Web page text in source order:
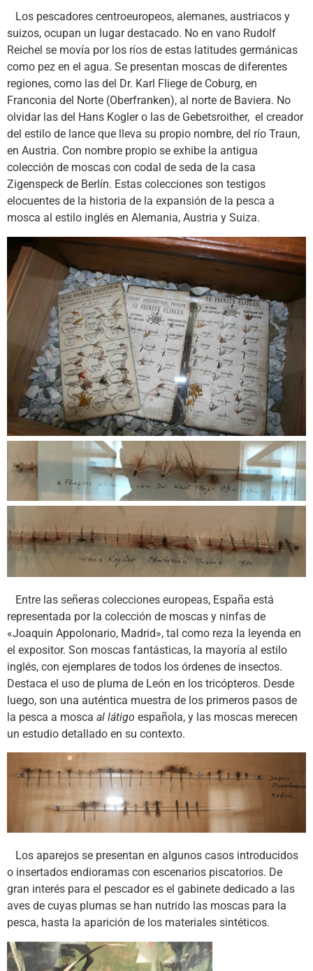
Los pescadores centroeuropeos, alemanes, austriacos y
suizos, ocupan un lugar destacado. No en vano Rudolf
Reichel se movía por los ríos de estas latitudes germánicas
como pez en el agua. Se presentan moscas de diferentes
regiones, como las del Dr. Karl Fliege de Coburg, en
Franconia del Norte (Oberfranken), al norte de Baviera. No
olvidar las del Hans Kogler o las de Gebetsroither, el creador
del estilo de lance que lleva su propio nombre, del río Traun,
en Austria. Con nombre propio se exhibe la antigua
colección de moscas con codal de seda de la casa
Zigenspeck de Berlín. Estas colecciones son testigos
elocuentes de la historia de la expansión de la pesca a
mosca al estilo inglés en Alemania, Austria y Suiza.
Entre las señeras colecciones europeas, España está
representada por la colección de moscas y ninfas de
«Joaquin Appolonario, Madrid», tal como reza la leyenda en
el expositor. Son moscas fantásticas, la mayoría al estilo
inglés, con ejemplares de todos los órdenes de insectos.
Destaca el uso de pluma de León en los tricópteros. Desde
luego, son una auténtica muestra de los primeros pasos de
la pesca a mosca al látigo española, y las moscas merecen
un estudio detallado en su contexto.
Los aparejos se presentan en algunos casos introducidos
o insertados endioramas con escenarios piscatorios. De
gran interés para el pescador es el gabinete dedicado a las
aves de cuyas plumas se han nutrido las moscas para la
pesca, hasta la aparición de los materiales sintéticos.